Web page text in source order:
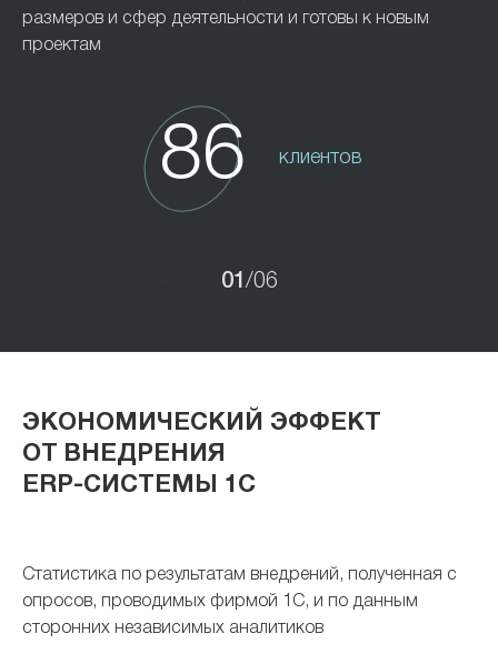
размеров и сфер деятельности и готовы к новым
проектам
86 клиентов
01 /06
ЭКОНОМИЧЕСКИЙ ЭФФЕКТ
ОТ ВНЕДРЕНИЯ
ERP-СИСТЕМЫ 1С
Статистика по результатам внедрений, полученная с
опросов, проводимых фирмой 1С, и по данным
сторонних независимых аналитиков